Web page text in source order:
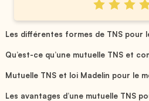
Les différentes formes de TNS pour
Qu’est-ce qu’une mutuelle TNS et
Mutuelle TNS et loi Madelin pour le
Les avantages d’une mutuelle TNS